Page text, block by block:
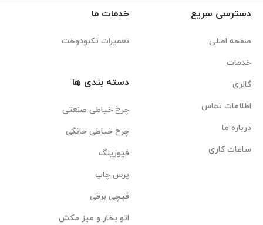
دسترسی سریع
صفحه اصلی
خدمات
گالری
اطلاعات تماس
درباره ما
ساعات کاری
خدمات ما
تعمیرات تکنودوخت
دسته بندی ها
چرخ خیاطی صنعتی
چرخ خیاطی خانگی
فیوزینگ
پرس چاپ
قیچی برقی
اتو بخار و میز مکش